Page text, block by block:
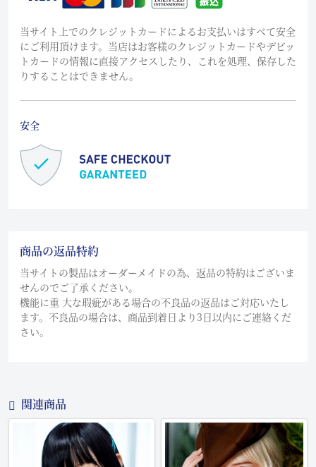
当サイト上でのクレジットカードによるお支払いはすべて安全
にご利用頂けます。当店はお客様のクレジットカードやデビッ
トカードの情報に直接アクセスしたり、これを処理、保存した
りすることはできません。
安全
商品の返品特約
当サイトの製品はオーダーメイドの為、返品の特約はございま
せんのでご了承ください。
機能に重 大な瑕疵がある場合の不良品の返品はご対応いたし
ます。不良品の場合は、商品到着日より3日以内にご連絡くだ
さい。
関連商品